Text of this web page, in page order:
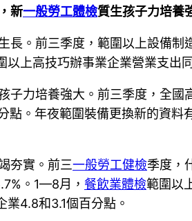
新一般勞工體檢質生孩子力培養
長。前三季度，範圍以上設備制
上高技巧辦事業企業營業支出
子力培養強大。前三季度，全國
點。年夜範圍裝備更換新的資料
夯實。前三一般勞工健檢季度，
。1—8月， 餐飲業體檢範圍以
4.8和3.1個百分點。